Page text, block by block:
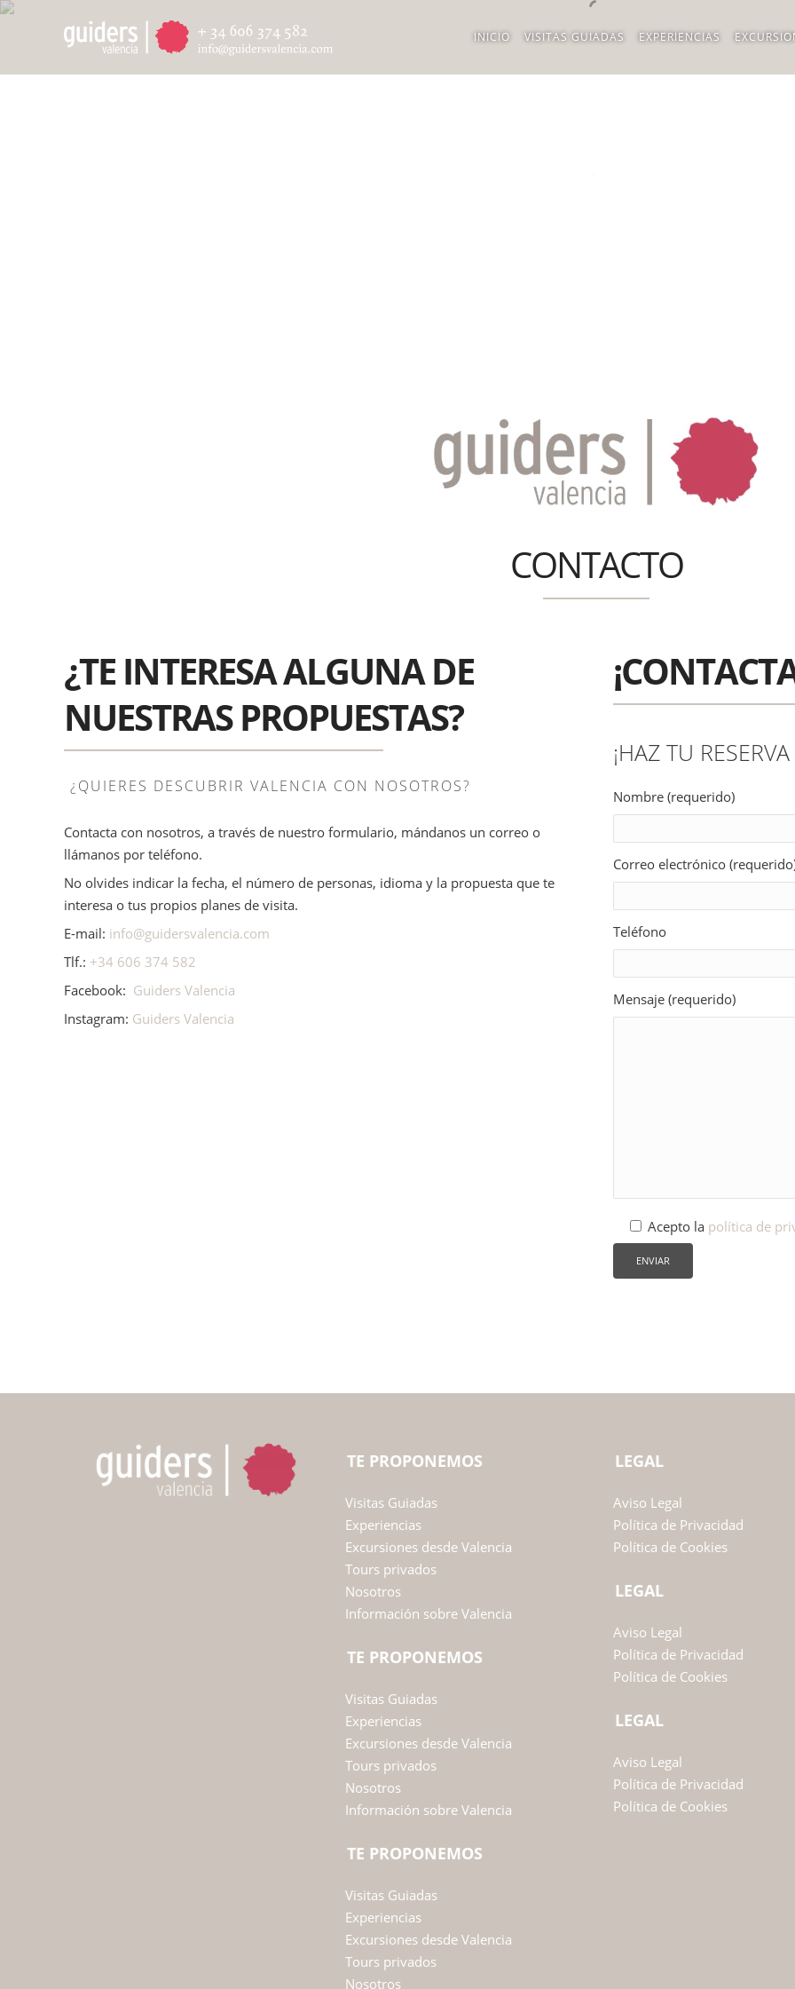
INICIO VISITAS GUIADAS EXPERIENCIAS
CONTACTO
¿TE INTERESA ALGUNA DE
NUESTRAS PROPUESTAS?
¿QUIERES DESCUBRIR VALENCIA CON NOSOTROS?
Contacta con nosotros, a través de nuestro formulario, mándanos un correo o
llámanos por teléfono.
No olvides indicar la fecha, el número de personas, idioma y la propuesta que te
interesa o tus propios planes de visita.
E-mail: info@guidersvalencia.com
Tlf.: +34 606 374 582
Facebook: Guiders Valencia
Instagram: Guiders Valencia
¡HAZ TU
Nombre (requerido)
Correo electrónico
Teléfono
Mensaje (requerido)
Acepto la política de
TE PROPONEMOS
Visitas Guiadas
Experiencias
Excursiones desde Valencia
Tours privados
Nosotros
Información sobre Valencia
TE PROPONEMOS
Visitas Guiadas
Experiencias
Excursiones desde Valencia
Tours privados
Nosotros
Información sobre Valencia
TE PROPONEMOS
Visitas Guiadas
Experiencias
Excursiones desde Valencia
Tours privados
Nosotros
LEGAL
Aviso Legal
Política de Privacidad
Política de Cookies
LEGAL
Aviso Legal
Política de Privacidad
Política de Cookies
LEGAL
Aviso Legal
Política de Privacidad
Política de Cookies